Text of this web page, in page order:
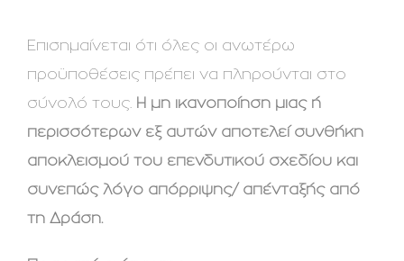
Επισημαίνεται ότι όλες οι ανωτέρω
προϋποθέσεις πρέπει να πληρούνται στο
σύνολό τους. Η μη ικανοποίηση μιας ή
περισσότερων εξ αυτών αποτελεί συνθήκη
αποκλεισμού του επενδυτικού σχεδίου και
συνεπώς λόγο απόρριψης/ απένταξής από
τη Δράση.